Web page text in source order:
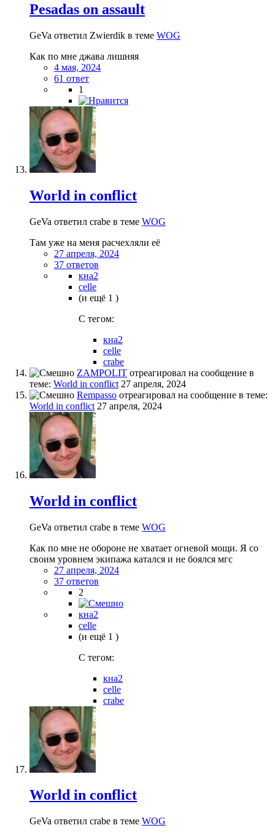
Pesadas on assault
GeVa ответил Zwierdik в теме WOG
Как по мне джава лишняя
4 мая, 2024
61 ответ
1
World in conflict
GeVa ответил crabe в теме WOG
Там уже на меня расчехляли её
27 апреля, 2024
37 ответов
кна2
celle
(и ещё 1 )
C тегом:
кна2
celle
crabe
ZAMPOLIT отреагировал на сообщение в
теме: World in conflict 27 апреля, 2024
Rempasso отреагировал на сообщение в теме:
World in conflict 27 апреля, 2024
World in conflict
GeVa ответил crabe в теме WOG
Как по мне не обороне не хватает огневой мощи. Я со
своим уровнем экипажа катался и не боялся мгс
27 апреля, 2024
37 ответов
2
кна2
celle
(и ещё 1 )
C тегом:
кна2
celle
crabe
World in conflict
GeVa ответил crabe в теме WOG